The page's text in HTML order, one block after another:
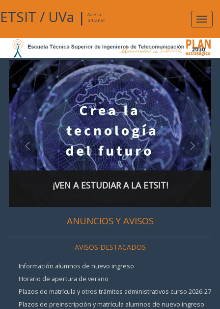
ETSIT / UVa |
Acceso
Intranet
¡VEN A ESTUDIAR A LA ETSIT!
ANUNCIOS Y AVISOS
AVISOS DESTACADOS
Información alumnos de nuevo ingreso
Horario de apertura de verano
Plazos de matrícula y otros trámites administrativos curso 2026-27
Plazos de preinscripción y matrícula alumnos de nuevo ingreso